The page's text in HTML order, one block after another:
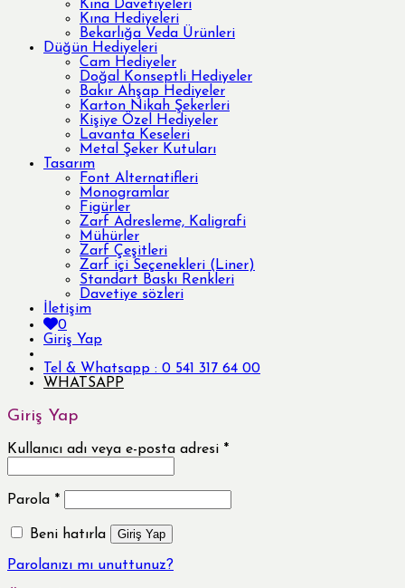
Kına Davetiyeleri
Kına Hediyeleri
Bekarlığa Veda Ürünleri
Düğün Hediyeleri
Cam Hediyeler
Doğal Konseptli Hediyeler
Bakır Ahşap Hediyeler
Karton Nikah Şekerleri
Kişiye Özel Hediyeler
Lavanta Keseleri
Metal Şeker Kutuları
Tasarım
Font Alternatifleri
Monogramlar
Figürler
Zarf Adresleme, Kaligrafi
Mühürler
Zarf Çeşitleri
Zarf içi Seçenekleri (Liner)
Standart Baskı Renkleri
Davetiye sözleri
İletişim
0
Giriş Yap
Tel & Whatsapp : 0 541 317 64 00
WHATSAPP
Giriş Yap
Kullanıcı adı veya e-posta adresi *
Parola *
Beni hatırla Giriş Yap
Parolanızı mı unuttunuz?